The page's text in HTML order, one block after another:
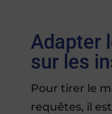
Adapter
sur les
Pour tirer le
requêtes, il